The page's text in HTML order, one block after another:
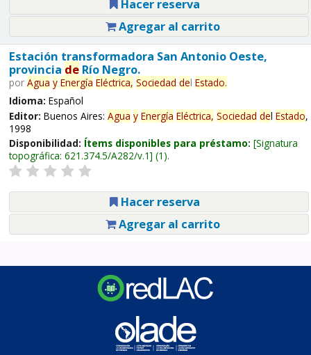
Hacer reserva
Agregar al carrito
Estación transformadora San Antonio Oeste,
provincia deRío Negro.
por Agua y Energía Eléctrica, Sociedad del Estado.
Idioma: Español
Editor: Buenos Aires: Agua y Energía Eléctrica, Sociedad del Estado,
1998
Disponibilidad: Ítems disponibles para préstamo: Signatura
topográfica: 621.374.5/A282/v.1 (1).
Hacer reserva
Agregar al carrito